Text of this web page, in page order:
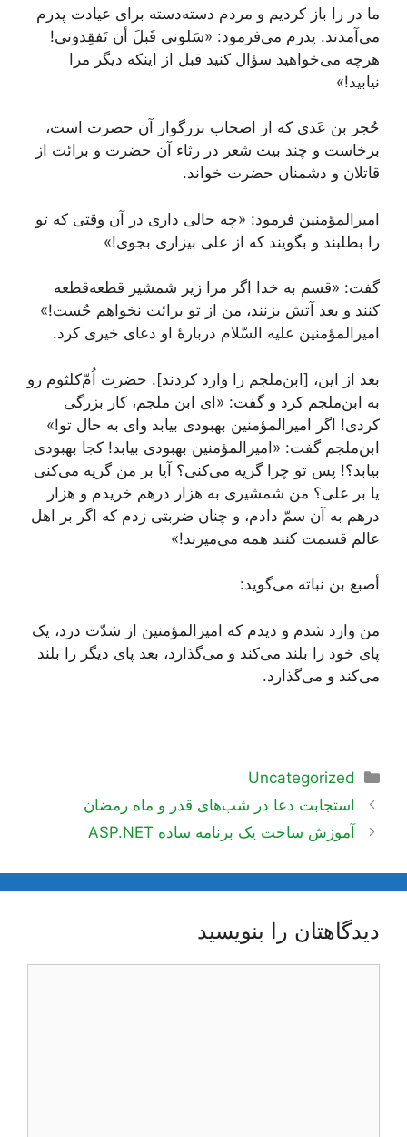
ما در را باز کردیم و مردم دسته‌دسته برای عیادت پدرم
می‌آمدند. پدرم می‌فرمود: «سَلونی قَبلَ أن تَفقِدونی!
هرچه می‌خواهید سؤال کنید قبل از اینکه دیگر مرا
نیابید!»
حُجر بن عَدی که از اصحاب بزرگوار آن حضرت است،
برخاست و چند بیت شعر در رثاء آن حضرت و برائت از
قاتلان و دشمنان حضرت خواند.
امیرالمؤمنین فرمود: «چه حالی داری در آن وقتی که تو
را بطلبند و بگویند که از علی بیزاری بجوی!»
گفت: «قسم به خدا اگر مرا زیر شمشیر قطعه‌قطعه
کنند و بعد آتش بزنند، من از تو برائت نخواهم جُست!»
امیرالمؤمنین علیه السّلام دربارۀ او دعای خیری کرد.
بعد از این، [ابن‌ملجم را وارد کردند]. حضرت اُمّ‌کلثوم رو
به ابن‌ملجم کرد و گفت: «ای ابن ملجم، کار بزرگی
کردی! اگر امیرالمؤمنین بهبودی بیابد وای به حال تو!»
ابن‌ملجم گفت: «امیرالمؤمنین بهبودی بیابد! کجا بهبودی
بیابد؟! پس تو چرا گریه می‌کنی؟ آیا بر من گریه می‌کنی
یا بر علی؟ من شمشیری به هزار درهم خریدم و هزار
درهم به آن سمّ دادم، و چنان ضربتی زدم که اگر بر اهل
عالم قسمت کنند همه می‌میرند!»
أصبع بن نباته می‌گوید:
من وارد شدم و دیدم که امیرالمؤمنین از شدّت درد، یک
پای خود را بلند می‌کند و می‌گذارد، بعد پای دیگر را بلند
می‌کند و می‌گذارد.
دسته‌ها
Uncategorized
ناوبری
نوشته‌ها
استجابت دعا در شب‌های قدر و ماه رمضان
آموزش ساخت یک برنامه ساده ASP.NET
دیدگاهتان را بنویسید